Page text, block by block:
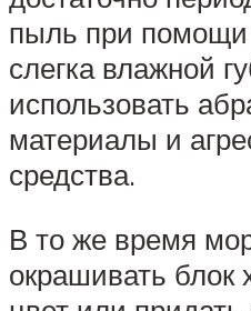
пыль при
слегка влажной
использовать
материалы и
средства.
В то же время
окрашивать блок